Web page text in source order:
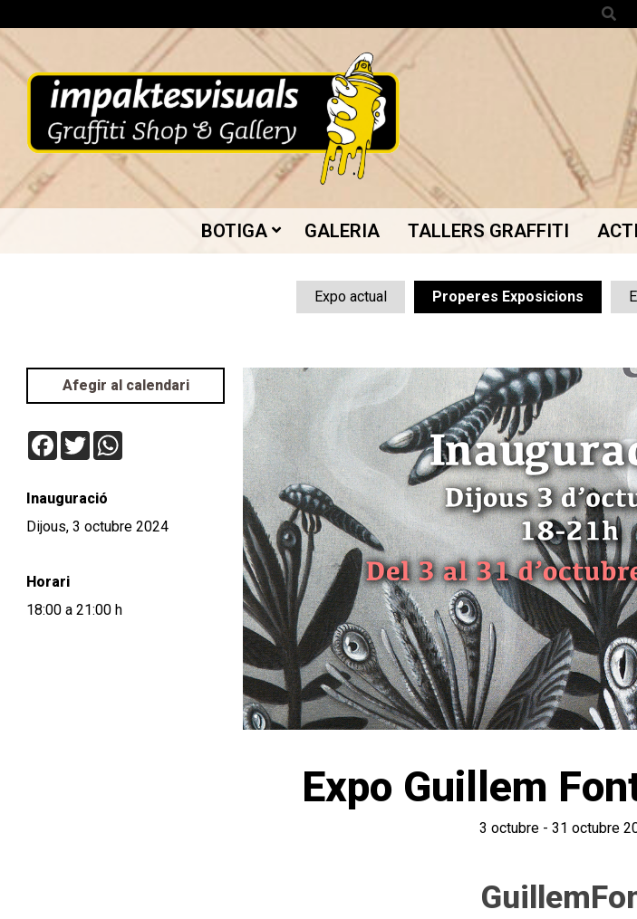
to
content
Search
IMPAKTES
VISUALS
Menu
BOTIGA GALERIA TALLERS GRAFFITI
Expo actual Properes Exposicions
Afegir al calendari
Facebook
Twitter
Inauguració
Dijous, 3 octubre 2024
Horari
18:00 a 21:00 h
Expo Guillem
3 octubre - 31 octubre